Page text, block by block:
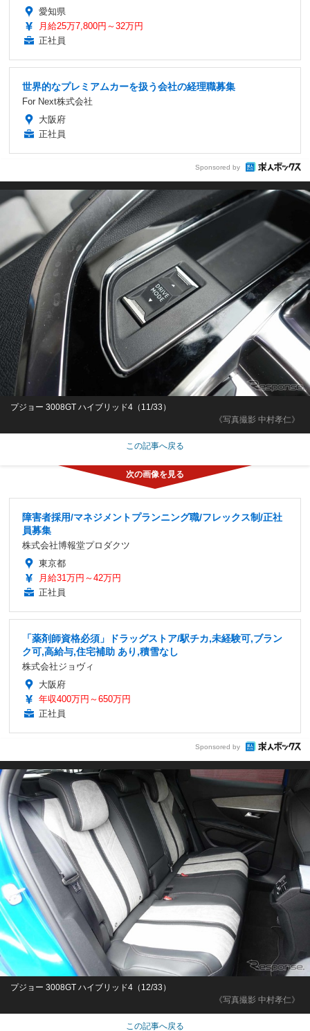
愛知県
月給25万7,800円～32万円
正社員
世界的なプレミアムカーを扱う会社の経理職募集
For Next株式会社
大阪府
正社員
Sponsored by
《写真撮影 中村孝仁》
プジョー 3008GT ハイブリッド4（11/33）
この記事へ戻る
障害者採用/マネジメントプランニング職/フレックス制/正社
員募集
株式会社博報堂プロダクツ
東京都
月給31万円～42万円
正社員
「薬剤師資格必須」ドラッグストア/駅チカ,未経験可,ブラン
ク可,高給与,住宅補助 あり,積雪なし
株式会社ジョヴィ
大阪府
年収400万円～650万円
正社員
Sponsored by
《写真撮影 中村孝仁》
プジョー 3008GT ハイブリッド4（12/33）
この記事へ戻る